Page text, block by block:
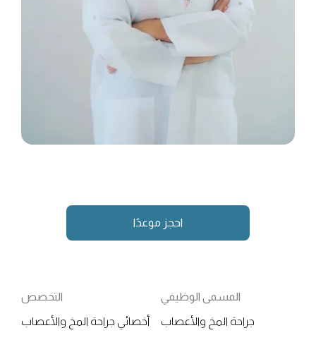
احجز موعدًا
المسمى الوظيفي
جراحة المخ والأعصاب
التخصص
أخصائي جراحة المخ والأعصاب